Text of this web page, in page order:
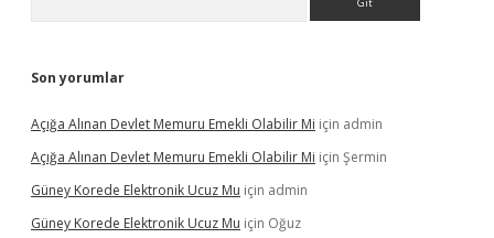
Son yorumlar
Açığa Alınan Devlet Memuru Emekli Olabilir Mi için admin
Açığa Alınan Devlet Memuru Emekli Olabilir Mi için Şermin
Güney Korede Elektronik Ucuz Mu için admin
Güney Korede Elektronik Ucuz Mu için Oğuz